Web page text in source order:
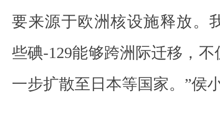
要来源于欧洲核设施释放。
些碘-129能够跨洲际迁移，
一步扩散至日本等国家。”侯